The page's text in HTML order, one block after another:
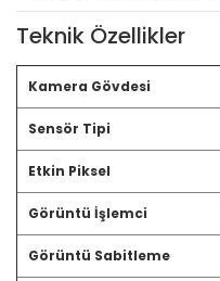
Teknik Özellikler
Kamera Gövdesi
Sensör Tipi
Etkin Piksel
Görüntü İşlemci
Görüntü Sabitleme